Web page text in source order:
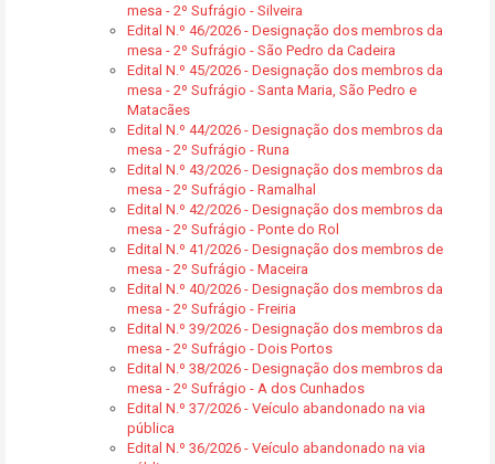
mesa - 2º Sufrágio - Silveira
Edital N.º 46/2026 - Designação dos membros da
mesa - 2º Sufrágio - São Pedro da Cadeira
Edital N.º 45/2026 - Designação dos membros da
mesa - 2º Sufrágio - Santa Maria, São Pedro e
Matacães
Edital N.º 44/2026 - Designação dos membros da
mesa - 2º Sufrágio - Runa
Edital N.º 43/2026 - Designação dos membros da
mesa - 2º Sufrágio - Ramalhal
Edital N.º 42/2026 - Designação dos membros da
mesa - 2º Sufrágio - Ponte do Rol
Edital N.º 41/2026 - Designação dos membros de
mesa - 2º Sufrágio - Maceira
Edital N.º 40/2026 - Designação dos membros da
mesa - 2º Sufrágio - Freiria
Edital N.º 39/2026 - Designação dos membros da
mesa - 2º Sufrágio - Dois Portos
Edital N.º 38/2026 - Designação dos membros da
mesa - 2º Sufrágio - A dos Cunhados
Edital N.º 37/2026 - Veículo abandonado na via
pública
Edital N.º 36/2026 - Veículo abandonado na via